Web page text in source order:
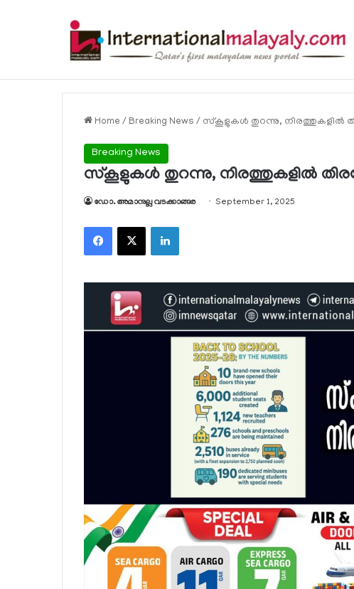
Breaking News ഹോര്‍മുസ് കടലിടുക്ക് ഉടന്‍ തുറന്നേക്കും
Home / Breaking News / സ്‌കൂളുകള്‍ തുറന്നു, നിരത്തുകളില്‍
Breaking News
സ്‌കൂളുകള്‍ തുറന്നു, നിരത്തുകളില്‍
ഡോ. അമാനുല്ല വടക്കാങ്ങര September 1, 2025
Facebook
X LinkedIn